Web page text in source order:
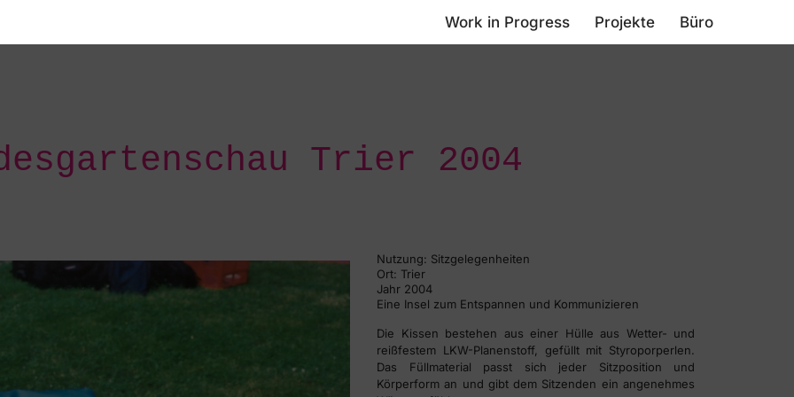
Work in Progress Projekte Büro
Trier 2004
Nutzung: Sitzgelegenheiten
Ort: Trier
Jahr 2004
Eine Insel zum Entspannen und Kommunizieren
Die Kissen bestehen aus einer Hülle aus Wetter- und
reißfestem LKW-Planenstoff, gefüllt mit Styroporperlen.
Das Füllmaterial passt sich jeder Sitzposition und
Körperform an und gibt dem Sitzenden ein angenehmes